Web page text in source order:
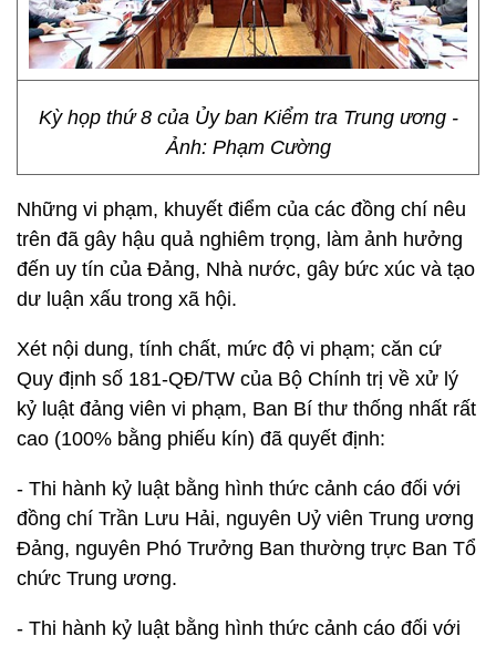
Kỳ họp thứ 8 của Ủy ban Kiểm tra Trung ương -
Ảnh: Phạm Cường
Những vi phạm, khuyết điểm của các đồng chí nêu
trên đã gây hậu quả nghiêm trọng, làm ảnh hưởng
đến uy tín của Đảng, Nhà nước, gây bức xúc và tạo
dư luận xấu trong xã hội.
Xét nội dung, tính chất, mức độ vi phạm; căn cứ
Quy định số 181-QĐ/TW của Bộ Chính trị về xử lý
kỷ luật đảng viên vi phạm, Ban Bí thư thống nhất rất
cao (100% bằng phiếu kín) đã quyết định:
- Thi hành kỷ luật bằng hình thức cảnh cáo đối với
đồng chí Trần Lưu Hải, nguyên Uỷ viên Trung ương
Đảng, nguyên Phó Trưởng Ban thường trực Ban Tổ
chức Trung ương.
- Thi hành kỷ luật bằng hình thức cảnh cáo đối với